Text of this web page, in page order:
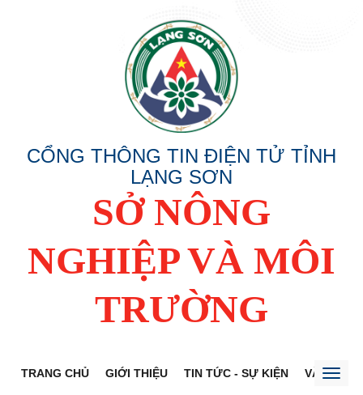
CỔNG THÔNG TIN ĐIỆN TỬ TỈNH
LẠNG SƠN
SỞ NÔNG
NGHIỆP VÀ MÔI
TRƯỜNG
TRANG CHỦ GIỚI THIỆU TIN TỨC - SỰ KIỆN VĂN BẢN